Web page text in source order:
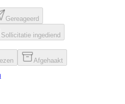
Gereageerd
Sollicitatie ingediend
Afgehaakt